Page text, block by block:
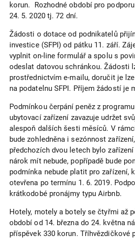
korun. Rozhodné období pro
24. 5. 2020 tj. 72 dní.
Žádosti o dotace od podnikatelů
investice (SFPI) od pátku 11. září.
vyplnit on-line formulář a spolu s
odeslat datovou schránkou. Žádosti
prostřednictvím e-mailu, doručit je
na podatelnu SFPI. Příjem žádostí je
Podmínkou čerpání peněz z
ubytovací zařízení zavazuje udržet
alespoň dalších šesti měsíců. V
bude zohledněna i sezónnost
předchozích dvou letech bylo
nárok mít nebude, popřípadě bude
podmínka nebude platit pro zařízení,
otevřena po termínu 1. 6. 2019.
krátkodobé pronájmy typu Airbnb.
Hotely, motely a botely se čtyřmi až
období od 14. března do 24. května
příspěvek 330 korun. Tříhvězdičkové